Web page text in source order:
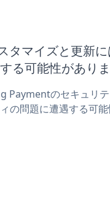
マイズと更新に
る可能性がありま
Paymentのセキュリ
の問題に遭遇する可能